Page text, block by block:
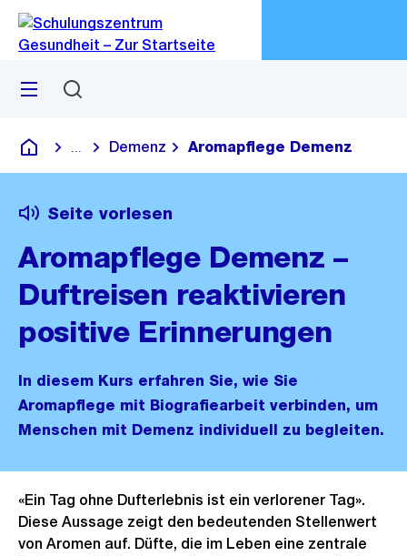
Navigation
Sprunglink
Menü
Schulungszentrum Gesundheit
Blende alle Breadcrumbs ein
Demenz Aromapflege Demenz
Seite vorlesen
Aromapflege Demenz –
Duftreisen reaktivieren
positive Erinnerungen
In diesem Kurs erfahren Sie, wie Sie
Aromapflege mit Biografiearbeit verbinden, um
Menschen mit Demenz individuell zu begleiten.
«Ein Tag ohne Dufterlebnis ist ein verlorener Tag».
Diese Aussage zeigt den bedeutenden Stellenwert
von Aromen auf. Düfte, die im Leben eine zentrale